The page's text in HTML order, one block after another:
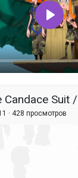
Suit
· 428 просмотров